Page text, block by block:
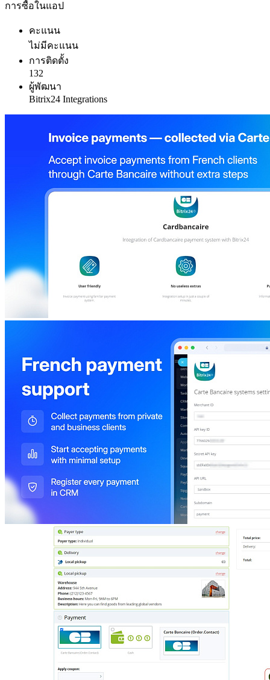
การซื้อในแอป
คะแนน
ไม่มีคะแนน
การติดตั้ง
132
ผู้พัฒนา
Bitrix24 Integrations